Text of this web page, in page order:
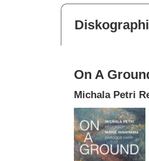
On A
Michala Petri